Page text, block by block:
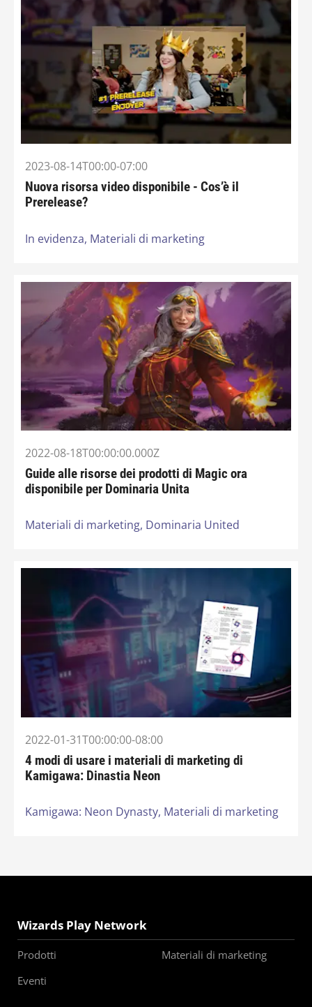
2023-08-14T00:00-07:00
Nuova risorsa video disponibile - Cos’è il
Prerelease?
In evidenza, Materiali di marketing
2022-08-18T00:00:00.000Z
Guide alle risorse dei prodotti di Magic ora
disponibile per Dominaria Unita
Materiali di marketing, Dominaria United
2022-01-31T00:00:00-08:00
4 modi di usare i materiali di marketing di
Kamigawa: Dinastia Neon
Kamigawa: Neon Dynasty, Materiali di marketing
Wizards Play Network
Prodotti
Materiali di marketing
Eventi